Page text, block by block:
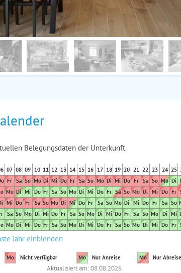
Belegungsdaten der Unterkunft.
07 08 09 10 11 12 13 14 15 16 17 18 19 20 21 22 23 24 25
Fr Sa So Mo Di Mi Do Fr Sa So Mo Di Mi Do Fr Sa So Mo Di
Mo Di Mi Do Fr Sa So Mo Di Mi Do Fr Sa So Mo Di Mi Do Fr
Mi Do Fr Sa So Mo Di Mi Do Fr Sa So Mo Di Mi Do Fr Sa So
Sa So Mo Di Mi Do Fr Sa So Mo Di Mi Do Fr Sa So Mo Di Mi
Mo Di Mi Do Fr Sa So Mo Di Mi Do Fr Sa So Mo Di Mi Do Fr
Jahr einblenden
Mo Nicht verfügbar Mo Nur Anreise Mo Nur Abreise
Aktualisiert am: 08.08.2026